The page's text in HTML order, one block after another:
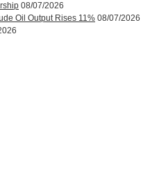
08/07/2026
Oil Output Rises 11% 08/07/2026